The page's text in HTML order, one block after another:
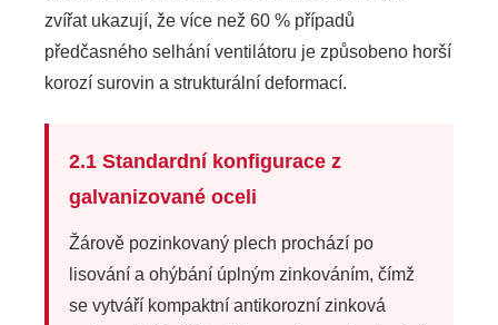
zvířat ukazují, že více než 60 % případů
předčasného selhání ventilátoru je způsobeno horší
korozí surovin a strukturální deformací.
2.1 Standardní konfigurace z
galvanizované oceli
Žárově pozinkovaný plech prochází po
lisování a ohýbání úplným zinkováním, čímž
se vytváří kompaktní antikorozní zinková